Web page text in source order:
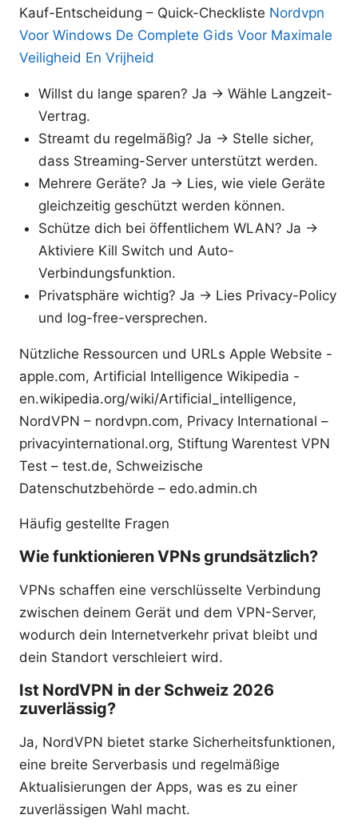
Kauf-Entscheidung – Quick-Checkliste Nordvpn
Voor Windows De Complete Gids Voor Maximale
Veiligheid En Vrijheid
Willst du lange sparen? Ja -> Wähle Langzeit-
Vertrag.
Streamt du regelmäßig? Ja -> Stelle sicher,
dass Streaming-Server unterstützt werden.
Mehrere Geräte? Ja -> Lies, wie viele Geräte
gleichzeitig geschützt werden können.
Schütze dich bei öffentlichem WLAN? Ja ->
Aktiviere Kill Switch und Auto-
Verbindungsfunktion.
Privatsphäre wichtig? Ja -> Lies Privacy-Policy
und log-free-versprechen.
Nützliche Ressourcen und URLs Apple Website -
apple.com, Artificial Intelligence Wikipedia -
en.wikipedia.org/wiki/Artificial_intelligence,
NordVPN – nordvpn.com, Privacy International –
privacyinternational.org, Stiftung Warentest VPN
Test – test.de, Schweizische
Datenschutzbehörde – edo.admin.ch
Häufig gestellte Fragen
Wie funktionieren VPNs grundsätzlich?
VPNs schaffen eine verschlüsselte Verbindung
zwischen deinem Gerät und dem VPN-Server,
wodurch dein Internetverkehr privat bleibt und
dein Standort verschleiert wird.
Ist NordVPN in der Schweiz 2026
zuverlässig?
Ja, NordVPN bietet starke Sicherheitsfunktionen,
eine breite Serverbasis und regelmäßige
Aktualisierungen der Apps, was es zu einer
zuverlässigen Wahl macht.